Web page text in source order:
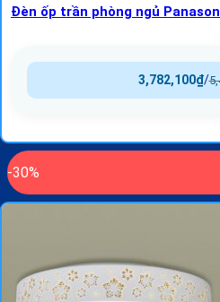
Đèn ốp trần phòng ngủ
/
3,782,100₫
-30%